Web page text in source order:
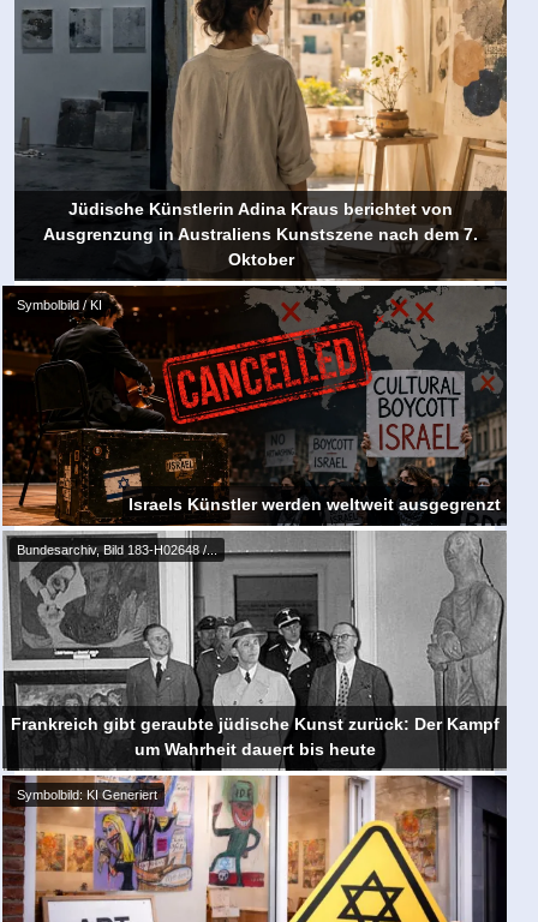
Jüdische Künstlerin Adina Kraus berichtet von
Ausgrenzung in Australiens Kunstszene nach dem 7.
Oktober
Symbolbild / KI
Israels Künstler werden weltweit ausgegrenzt
Bundesarchiv, Bild 183-H02648 /...
Frankreich gibt geraubte jüdische Kunst zurück: Der Kampf
um Wahrheit dauert bis heute
Symbolbild: KI Generiert